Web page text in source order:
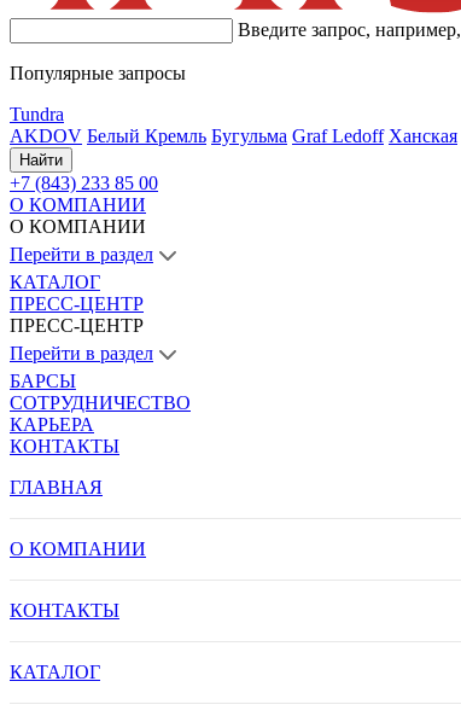
Введите запрос, например,
Популярные запросы
Tundra
AKDOV Белый Кремль Бугульма Graf Ledoff Ханская
Найти
+7 (843) 233 85 00
О КОМПАНИИ
О КОМПАНИИ
Перейти в раздел
КАТАЛОГ
ПРЕСС-ЦЕНТР
ПРЕСС-ЦЕНТР
Перейти в раздел
БАРСЫ
СОТРУДНИЧЕСТВО
КАРЬЕРА
КОНТАКТЫ
ГЛАВНАЯ
О КОМПАНИИ
КОНТАКТЫ
КАТАЛОГ